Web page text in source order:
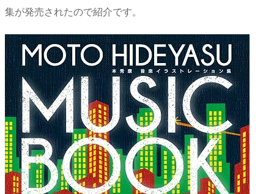
集が発売されたので紹介です。